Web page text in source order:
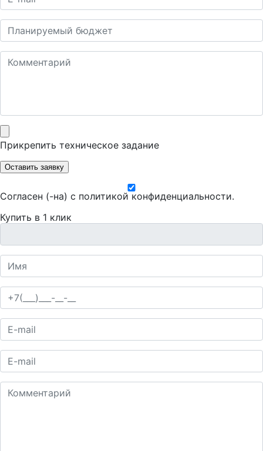
Прикрепить техническое задание
Оставить заявку
Согласен (-на) с политикой конфиденциальности.
Купить в 1 клик